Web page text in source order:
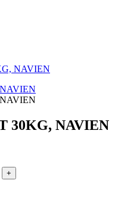
NAVIEN
30KG, NAVIEN
+